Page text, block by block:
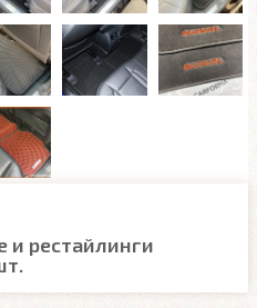
и рестайлинги